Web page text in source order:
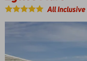
All Inclusive